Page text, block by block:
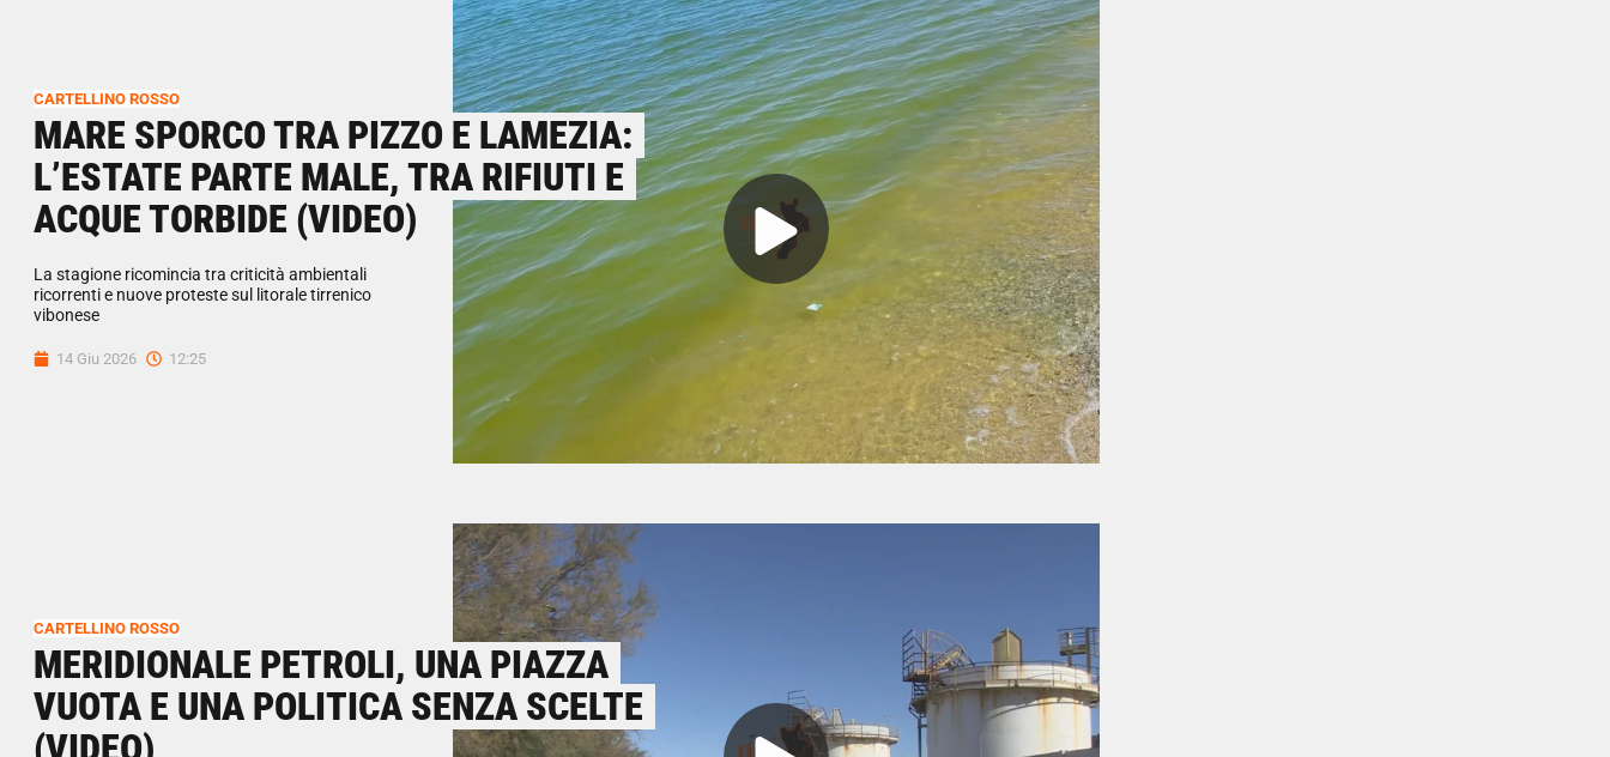
CARTELLINO ROSSO
MARE SPORCO TRA PIZZO E LAMEZIA:
L’ESTATE PARTE MALE, TRA RIFIUTI E
ACQUE TORBIDE (VIDEO)
La stagione ricomincia tra criticità ambientali
ricorrenti e nuove proteste sul litorale tirrenico
vibonese
14 Giu 2026 12:25
CARTELLINO ROSSO
MERIDIONALE PETROLI, UNA PIAZZA
VUOTA E UNA POLITICA SENZA SCELTE